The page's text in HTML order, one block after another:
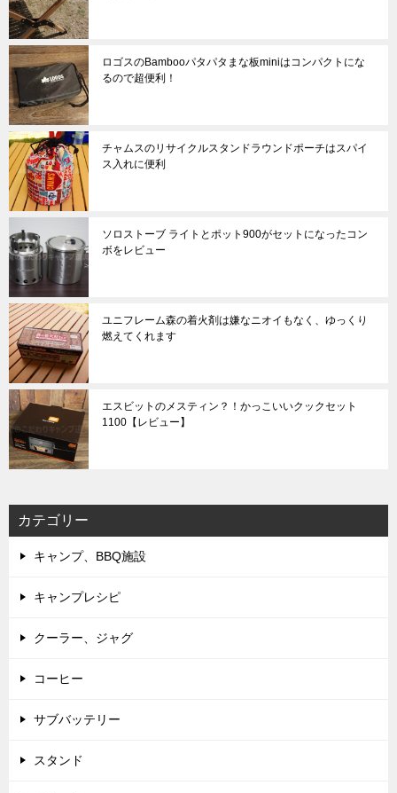
ロゴスのBambooパタパタまな板miniはコンパクトにな
るので超便利！
チャムスのリサイクルスタンドラウンドポーチはスパイ
ス入れに便利
ソロストーブ ライトとポット900がセットになったコン
ボをレビュー
ユニフレーム森の着火剤は嫌なニオイもなく、ゆっくり
燃えてくれます
エスビットのメスティン？！かっこいいクックセット
1100【レビュー】
カテゴリー
キャンプ、BBQ施設
キャンプレシピ
クーラー、ジャグ
コーヒー
サブバッテリー
スタンド